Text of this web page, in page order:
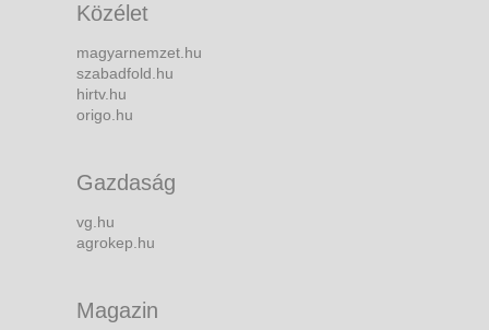
Közélet
magyarnemzet.hu
szabadfold.hu
hirtv.hu
origo.hu
Gazdaság
vg.hu
agrokep.hu
Magazin